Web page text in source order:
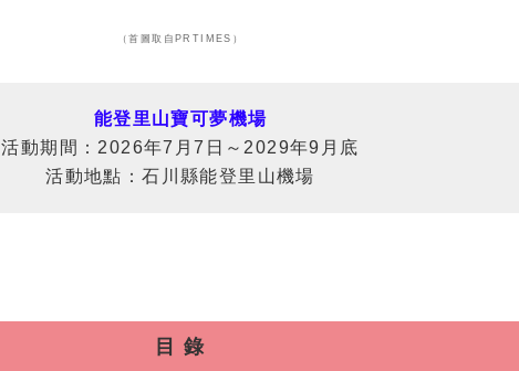
（首圖取自PRTIMES）
能登里山寶可夢機場
活動期間：2026年7月7日～2029年9月底
活動地點：石川縣能登里山機場
目 錄